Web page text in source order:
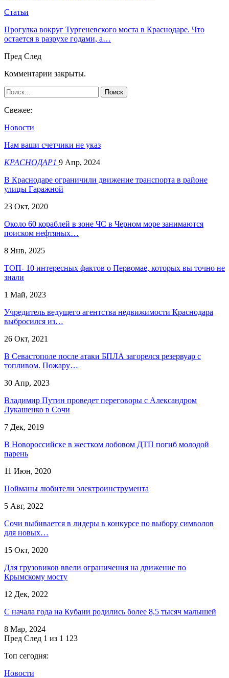
Статьи
Прогулка вокруг Тургеневского моста в Краснодаре. Что
остается в разрухе годами, а…
Пред След
Комментарии закрыты.
Свежее:
Новости
Нам ваши счетчики не указ
КРАСНОДАР1 9 Апр, 2024
В Краснодаре ограничили движение транспорта в районе
улицы Гаражной
23 Окт, 2020
Около 60 кораблей в зоне ЧС в Черном море занимаются
поиском нефтяных…
8 Янв, 2025
ТОП- 10 интересных фактов о Первомае, которых вы точно не
знали
1 Май, 2023
Учредитель ведущего агентства недвижимости Краснодара
выбросился из…
26 Окт, 2021
В Севастополе после атаки БПЛА загорелся резервуар с
топливом. Пожару…
30 Апр, 2023
Владимир Путин проведет переговоры с Александром
Лукашенко в Сочи
7 Дек, 2019
В Новороссийске в жестком лобовом ДТП погиб молодой
парень
11 Июн, 2020
Пойманы любители электроинструмента
5 Авг, 2022
Сочи выбивается в лидеры в конкурсе по выбору символов
для новых…
15 Окт, 2020
Для грузовиков ввели ограничения на движение по
Крымскому мосту
12 Дек, 2022
​С начала года на Кубани родились более 8,5 тысяч малышей
8 Мар, 2024
Пред След 1 из 1 123
Топ сегодня:
Новости